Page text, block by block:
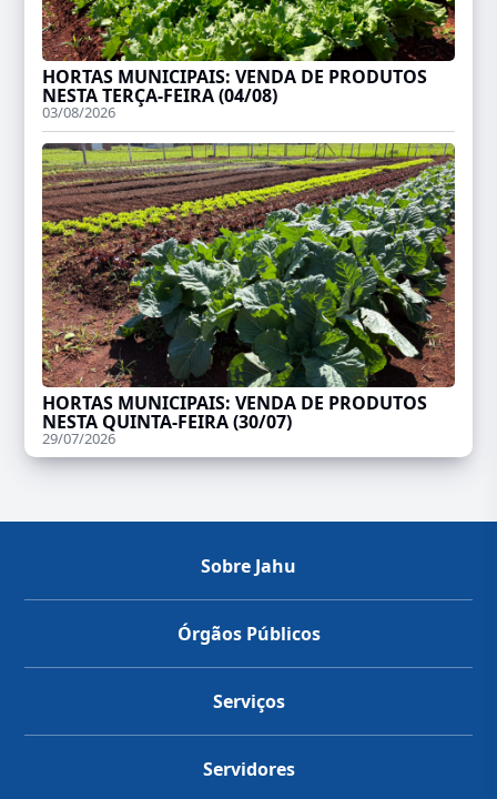
HORTAS MUNICIPAIS: VENDA DE PRODUTOS
NESTA TERÇA-FEIRA (04/08)
03/08/2026
HORTAS MUNICIPAIS: VENDA DE PRODUTOS
NESTA QUINTA-FEIRA (30/07)
29/07/2026
Sobre Jahu
Órgãos Públicos
Serviços
Servidores